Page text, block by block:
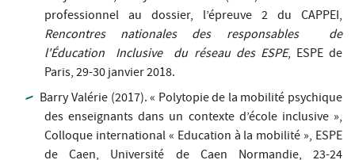
professionnel au dossier, l’épreuve 2 du CAPPEI,
Rencontres nationales des responsables de
l'Éducation Inclusive du réseau des ESPE, ESPE de
Paris, 29-30 janvier 2018.
Barry Valérie (2017). « Polytopie de la mobilité psychique
des enseignants dans un contexte d’école inclusive »,
Colloque international « Education à la mobilité », ESPE
de Caen, Université de Caen Normandie, 23-24